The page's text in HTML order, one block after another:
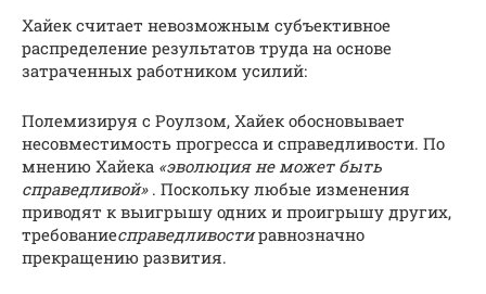
Хайек считает невозможным субъективное
распределение результатов труда на основе
затраченных работником усилий:
Полемизируя с Роулзом, Хайек обосновывает
несовместимость прогресса и справедливости. По
мнению Хайека «эволюция не может быть
справедливой». Поскольку любые изменения
приводят к выигрышу одних и проигрышу других,
требованиесправедливостиравнозначно
прекращению развития.